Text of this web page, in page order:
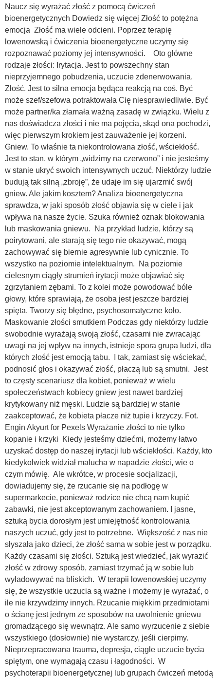
Naucz się wyrażać złość z pomocą ćwiczeń
bioenergetycznych Dowiedz się więcej Złość to potężna
emocja Złość ma wiele odcieni. Poprzez terapię
lowenowską i ćwiczenia bioenergetyczne uczymy się
rozpoznawać poziomy jej intensywności. Oto główne
rodzaje złości: Irytacja. Jest to powszechny stan
nieprzyjemnego pobudzenia, uczucie zdenerwowania.
Złość. Jest to silna emocja będąca reakcją na coś. Być
może szef/szefowa potraktowała Cię niesprawiedliwie. Być
może partner/ka złamała ważną zasadę w związku. Wielu z
nas doświadcza złości i nie ma pojęcia, skąd ona pochodzi,
więc pierwszym krokiem jest zauważenie jej korzeni.
Gniew. To właśnie ta niekontrolowana złość, wściekłość.
Jest to stan, w którym „widzimy na czerwono” i nie jesteśmy
w stanie ukryć swoich intensywnych uczuć. Niektórzy ludzie
budują tak silną „zbroję”, że udaje im się ujarzmić swój
gniew. Ale jakim kosztem? Analiza bioenergetyczna
sprawdza, w jaki sposób złość objawia się w ciele i jak
wpływa na nasze życie. Szuka również oznak blokowania
lub maskowania gniewu. Na przykład ludzie, którzy są
poirytowani, ale starają się tego nie okazywać, mogą
zachowywać się biernie agresywnie lub cynicznie. To
wszystko na poziomie intelektualnym. Na poziomie
cielesnym ciągły strumień irytacji może objawiać się
zgrzytaniem zębami. To z kolei może powodować bóle
głowy, które sprawiają, że osoba jest jeszcze bardziej
spięta. Tworzy się błędne, psychosomatyczne koło.
Maskowanie złości smutkiem Podczas gdy niektórzy ludzie
swobodnie wyrażają swoją złość, czasami nie zwracając
uwagi na jej wpływ na innych, istnieje spora grupa ludzi, dla
których złość jest emocją tabu. I tak, zamiast się wściekać,
podnosić głos i okazywać złość, płaczą lub są smutni. Jest
to częsty scenariusz dla kobiet, ponieważ w wielu
społeczeństwach kobiecy gniew jest nawet bardziej
krytykowany niż męski. Ludzie są bardziej w stanie
zaakceptować, że kobieta płacze niż tupie i krzyczy. Fot.
Engin Akyurt for Pexels Wyrażanie złości to nie tylko
kopanie i krzyki Kiedy jesteśmy dziećmi, możemy łatwo
uzyskać dostęp do naszej irytacji lub wściekłości. Każdy, kto
kiedykolwiek widział malucha w napadzie złości, wie o
czym mówię. Ale wkrótce, w procesie socjalizacji,
dowiadujemy się, że rzucanie się na podłogę w
supermarkecie, ponieważ rodzice nie chcą nam kupić
zabawki, nie jest akceptowanym zachowaniem. I jasne,
sztuką bycia dorosłym jest umiejętność kontrolowania
naszych uczuć, gdy jest to potrzebne. Większość z nas nie
słyszała jako dzieci, że złość sama w sobie jest w porządku.
Każdy czasami się złości. Sztuką jest wiedzieć, jak wyrazić
złość w zdrowy sposób, zamiast trzymać ją w sobie lub
wyładowywać na bliskich. W terapii lowenowskiej uczymy
się, że wszystkie uczucia są ważne i możemy je wyrażać, o
ile nie krzywdzimy innych. Rzucanie miękkim przedmiotami
o ścianę jest jednym ze sposobów na uwolnienie gniewu
gromadzącego się wewnątrz. Ale samo wyrzucenie z siebie
wszystkiego (dosłownie) nie wystarczy, jeśli cierpimy.
Nieprzepracowana trauma, depresja, ciągle uczucie bycia
spiętym, one wymagają czasu i łagodności. W
psychoterapii bioenergetycznej lub grupach ćwiczeń metodą